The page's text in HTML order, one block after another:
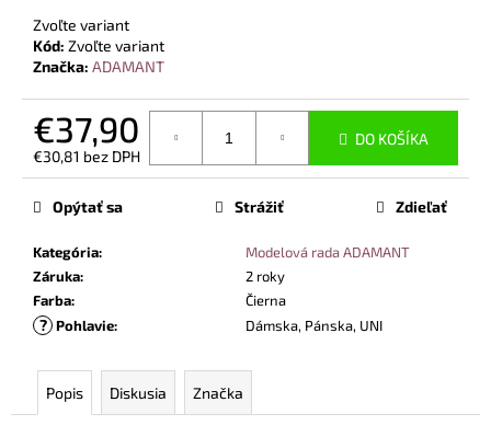
Zvoľte variant
Kód: Zvoľte variant
Značka: ADAMANT
€37,90
€30,81 bez DPH
Jednotková
DO KOŠÍKA
Kategória:
Modelová rada ADAMANT
Záruka:
2 roky
Farba: Čierna
? Pohlavie: Dámska, Pánska, UNI
Opýtať sa Strážiť Zdieľať
Popis Diskusia Značka
ú
a
m
BEZPEČNOSTNÉ
POLTOPÁNKY
UVEX
6938
S1
SRC
FIT
SYSTEM
ČIERNA